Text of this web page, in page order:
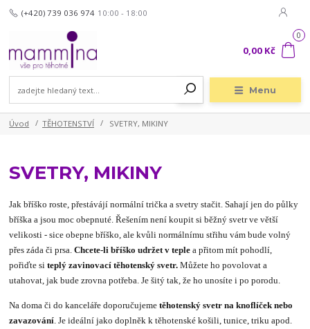
Menu
(+420) 739 036 974 10:00 - 18:00
0
0,00 Kč
Úvod TĚHOTENSTVÍ SVETRY, MIKINY
SVETRY, MIKINY
Jak bříško roste, přestávájí normální trička a svetry stačit. Sahají jen do půlky
bříška a jsou moc obepnuté. Řešením není koupit si běžný svetr ve větší
velikosti - sice obepne bříško, ale kvůli normálnímu střihu vám bude volný
přes záda či prsa.Chcete-li bříško udržet v teplea přitom mít pohodlí,
pořiďte siteplý zavinovací těhotenský svetr.Můžete ho povolovat a
utahovat, jak bude zrovna potřeba. Je šitý tak, že ho unosíte i po porodu.
Na doma či do kanceláře doporučujemetěhotenský svetr na knoflíček nebo
zavazování . Je ideální jako doplněk k těhotenské košili, tunice, triku apod.